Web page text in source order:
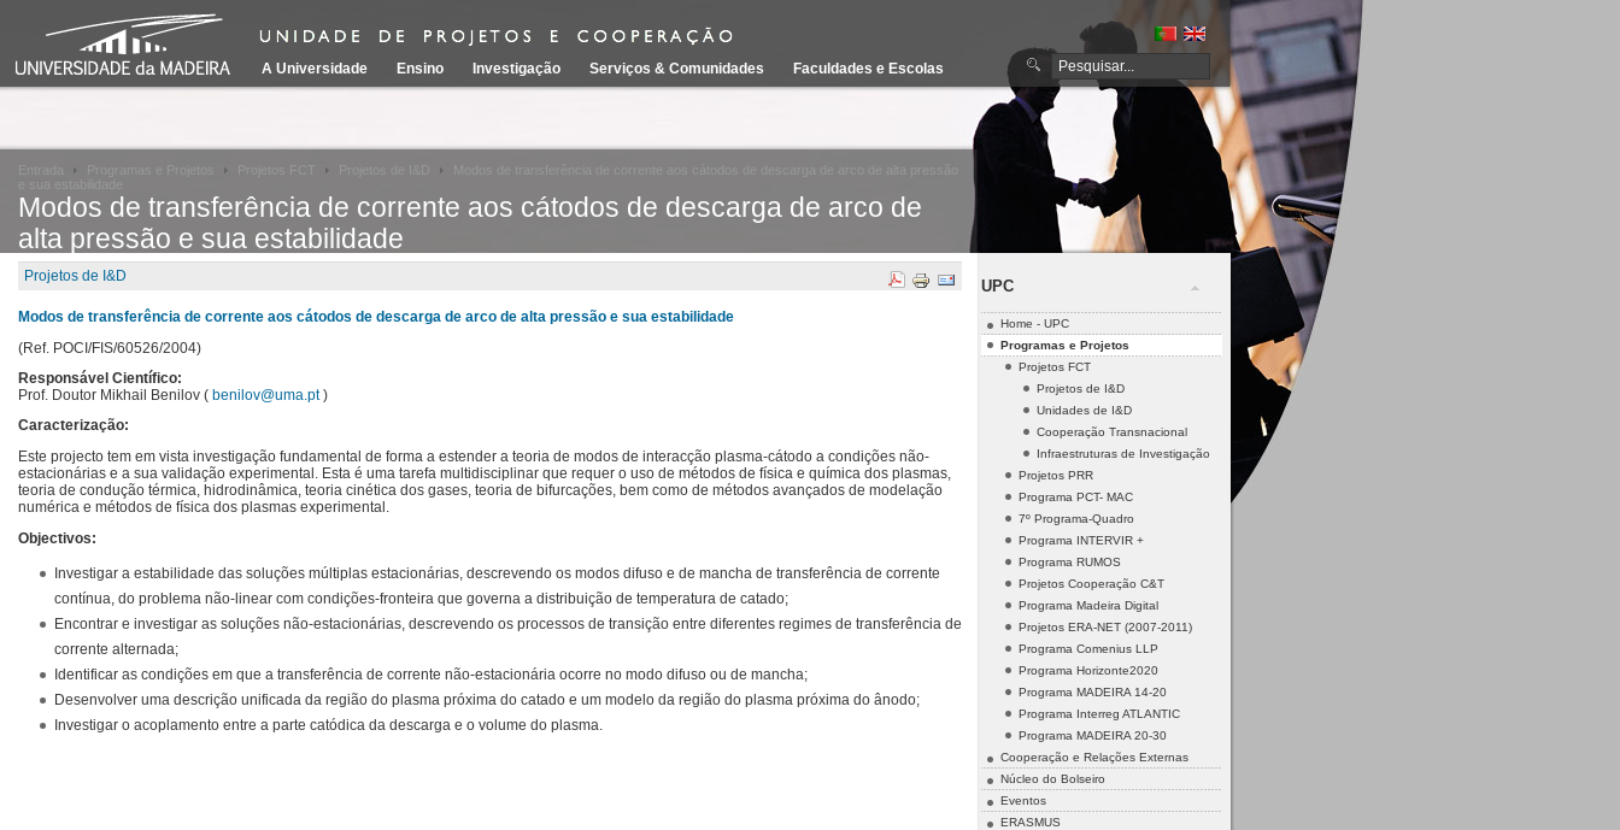
A Universidade Ensino Investigação Serviços & Comunidades Faculdades e Escolas
Entrada Programas e Projetos Projetos FCT Projetos de I&D
Modos de transferência de corrente aos cátodos de descarga de arco de alta pressão
e sua estabilidade
Modos de transferência de corrente aos cátodos de descarga de arco de
alta pressão e sua estabilidade
Projetos de I&D
Modos de transferência de corrente aos cátodos de descarga de arco de alta pressão e sua estabilidade
(Ref. POCI/FIS/60526/2004)
Responsável Científico:
Prof. Doutor Mikhail Benilov ( benilov@uma.pt )
Caracterização:
Este projecto tem em vista investigação fundamental de forma a estender a teoria de modos de interacção plasma-cátodo a condições não-
estacionárias e a sua validação experimental. Esta é uma tarefa multidisciplinar que requer o uso de métodos de física e química dos plasmas,
teoria de condução térmica, hidrodinâmica, teoria cinética dos gases, teoria de bifurcações, bem como de métodos avançados de modelação
numérica e métodos de física dos plasmas experimental.
Objectivos:
Investigar a estabilidade das soluções múltiplas estacionárias, descrevendo os modos difuso e de mancha de transferência de corrente
contínua, do problema não-linear com condições-fronteira que governa a distribuição de temperatura de catado;
Encontrar e investigar as soluções não-estacionárias, descrevendo os processos de transição entre diferentes regimes de transferência de
corrente alternada;
Identificar as condições em que a transferência de corrente não-estacionária ocorre no modo difuso ou de mancha;
Desenvolver uma descrição unificada da região do plasma próxima do catado e um modelo da região do plasma próxima do ânodo;
Investigar o acoplamento entre a parte catódica da descarga e o volume do plasma.
UPC
Home - UPC
Programas e Projetos
Projetos FCT
Projetos de I&D
Unidades de I&D
Cooperação Transnacional
Infraestruturas de Investigação
Projetos PRR
Programa PCT- MAC
7º Programa-Quadro
Programa INTERVIR +
Programa RUMOS
Projetos Cooperação C&T
Programa Madeira Digital
Projetos ERA-NET (2007-2011)
Programa Comenius LLP
Programa Horizonte2020
Programa MADEIRA 14-20
Programa Interreg ATLANTIC
Programa MADEIRA 20-30
Cooperação e Relações Externas
Núcleo do Bolseiro
Eventos
ERASMUS